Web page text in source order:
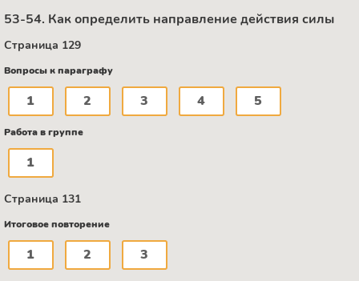
53-54. Как определить направление действия силы
Страница 129
Вопросы к параграфу
1 2 3 4 5
Работа в группе
1
Страница 131
Итоговое повторение
1 2 3